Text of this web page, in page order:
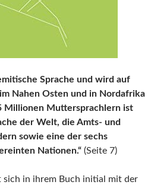
Sprache und wird auf
Nahen Osten und in Nordafrika
Millionen Muttersprachlern ist
der Welt, die Amts- und
sowie eine der sechs
Nationen.“ (Seite 7)
sich in ihrem Buch initial mit der